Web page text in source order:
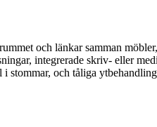
och länkar samman
integrerade skriv- eller
stommar, och tåliga